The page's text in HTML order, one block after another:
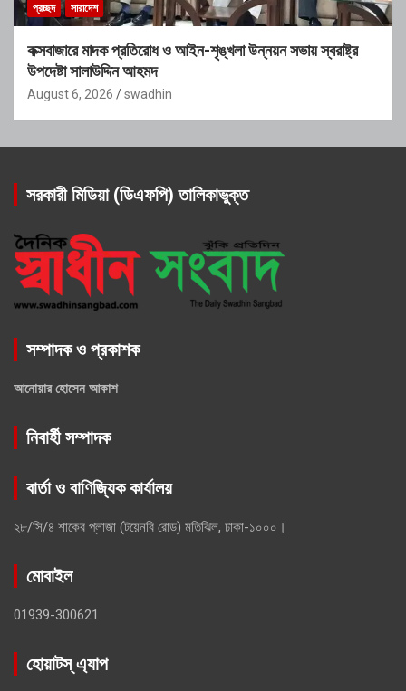
প্রচ্ছদ সারাদেশ
কক্সবাজারে মাদক প্রতিরোধ ও আইন-শৃঙ্খলা উন্নয়ন সভায় স্বরাষ্ট্র
উপদেষ্টা সালাউদ্দিন আহমদ
August 6, 2026 swadhin
সরকারী মিডিয়া (ডিএফপি) তালিকাভুক্ত
সম্পাদক ও প্রকাশক
আনোয়ার হোসেন আকাশ
নিবার্হী সম্পাদক
বার্তা ও বাণিজ্যিক কার্যালয়
২৮/সি/৪ শাকের প্লাজা (টয়েনবি রোড) মতিঝিল, ঢাকা-১০০০।
মোবাইল
01939-300621
হোয়াটস্ এ্যাপ